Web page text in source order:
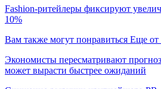
Fashion-ритейлеры фиксируют
10%
Вам также могут понравиться Еще от
Экономисты пересматривают
может вырасти быстрее ожиданий